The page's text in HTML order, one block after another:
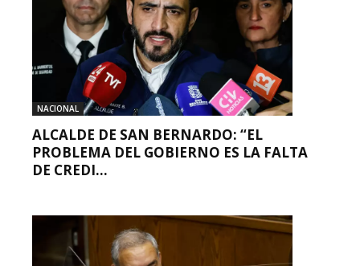
NACIONAL
ALCALDE DE SAN BERNARDO: “EL
PROBLEMA DEL GOBIERNO ES LA FALTA
DE CREDI...